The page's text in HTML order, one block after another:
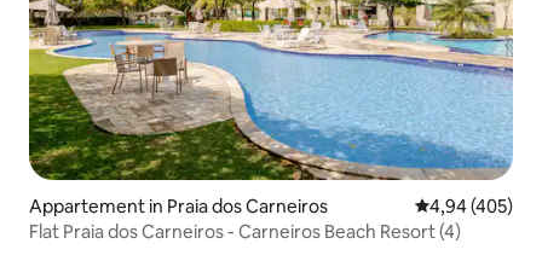
Appartement in Praia dos Carneiros Gemiddelde
4,94 (405)
Flat Praia dos Carneiros - Carneiros Beach Resort (4)